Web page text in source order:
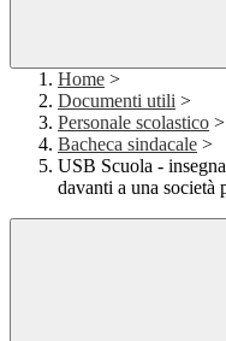
Home >
Documenti utili >
Personale scolastico >
Bacheca sindacale >
USB Scuola -
davanti a una società